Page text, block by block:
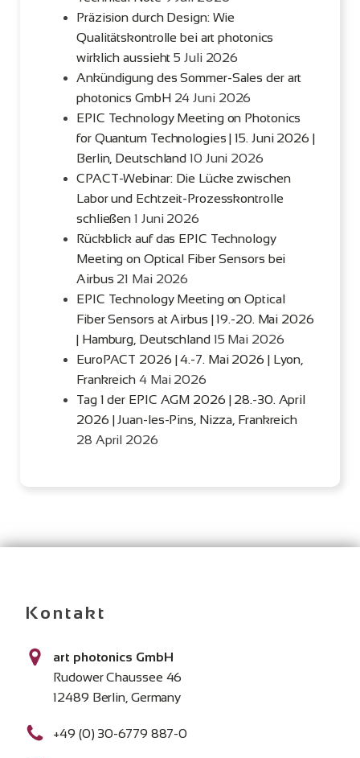
Präzision durch Design: Wie
Qualitätskontrolle bei art photonics
wirklich aussieht 5 Juli 2026
Ankündigung des Sommer-Sales der art
photonics GmbH 24 Juni 2026
EPIC Technology Meeting on Photonics
for Quantum Technologies | 15. Juni 2026 |
Berlin, Deutschland 10 Juni 2026
CPACT-Webinar: Die Lücke zwischen
Labor und Echtzeit-Prozesskontrolle
schließen 1 Juni 2026
Rückblick auf das EPIC Technology
Meeting on Optical Fiber Sensors bei
Airbus 21 Mai 2026
EPIC Technology Meeting on Optical
Fiber Sensors at Airbus | 19.-20. Mai 2026
| Hamburg, Deutschland 15 Mai 2026
EuroPACT 2026 | 4.-7. Mai 2026 | Lyon,
Frankreich 4 Mai 2026
Tag 1 der EPIC AGM 2026 | 28.-30. April
2026 | Juan-les-Pins, Nizza, Frankreich
28 April 2026
Kontakt
art photonics GmbH
Rudower Chaussee 46
12489 Berlin, Germany
+49 (0) 30-6779 887-0